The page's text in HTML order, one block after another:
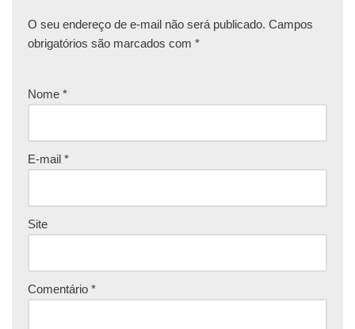
O seu endereço de e-mail não será publicado. Campos
obrigatórios são marcados com *
Nome *
E-mail *
Site
Comentário *